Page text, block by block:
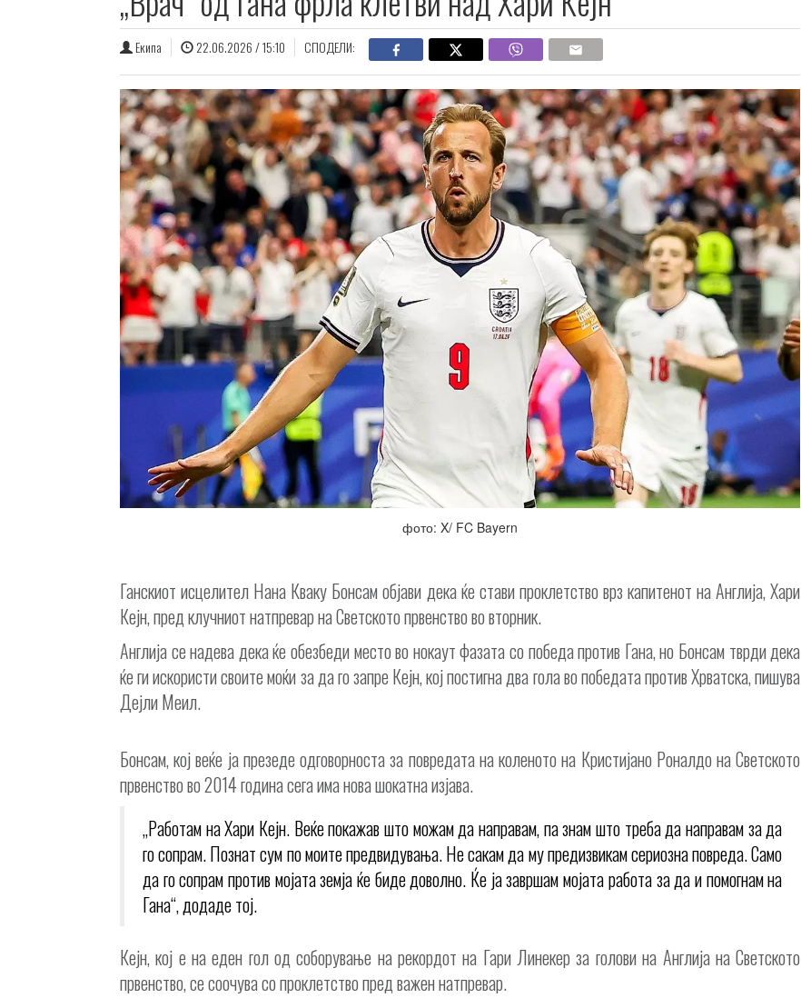
Екипа 22.06.2026 / 15:10 СПОДЕЛИ:
фото: X/ FC Bayern
Ганскиот исцелител Нана Кваку Бонсам објави дека ќе стави проклетство врз капитенот на Англија, Хари
Кејн, пред клучниот натпревар на Светското првенство во вторник.
Англија се надева дека ќе обезбеди место во нокаут фазата со победа против Гана, но Бонсам тврди дека
ќе ги искористи своите моќи за да го запре Кејн, кој постигна два гола во победата против Хрватска, пишува
Дејли Меил.
Бонсам, кој веќе ја презеде одговорноста за повредата на коленото на Кристијано Роналдо на Светското
првенство во 2014 година сега има нова шокатна изјава.
„Работам на Хари Кејн. Веќе покажав што можам да направам, па знам што треба да направам за да
го сопрам. Познат сум по моите предвидувања. Не сакам да му предизвикам сериозна повреда. Само
да го сопрам против мојата земја ќе биде доволно. Ќе ја завршам мојата работа за да и помогнам на
Гана“, додаде тој.
Кејн, кој е на еден гол од соборување на рекордот на Гари Линекер за голови на Англија на Светското
првенство, се соочува со проклетство пред важен натпревар.